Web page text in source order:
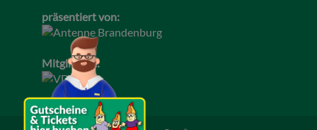
präsentiert von:
Mitglied im: